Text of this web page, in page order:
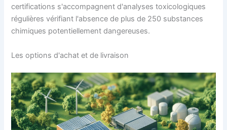
certifications s'accompagnent d'analyses toxicologiques
régulières vérifiant l'absence de plus de 250 substances
chimiques potentiellement dangereuses.
Les options d'achat et de livraison